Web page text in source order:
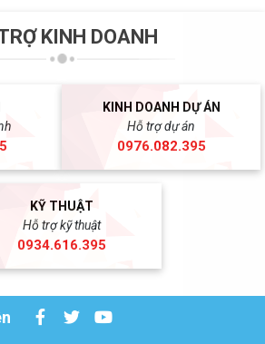
KINH DOANH
KINH DOANH DỰ ÁN
Hỗ trợ dự án
0976.082.395
KỸ THUẬT
Hỗ trợ kỹ thuật
0934.616.395